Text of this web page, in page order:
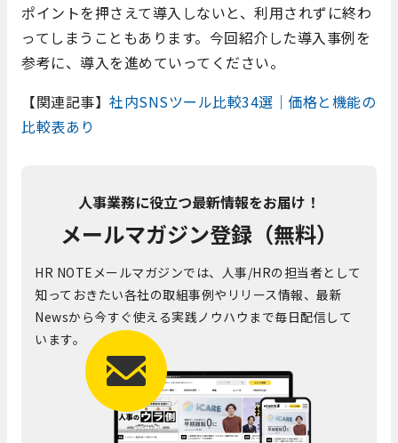
ポイントを押さえて導入しないと、利用されずに終わ
ってしまうこともあります。今回紹介した導入事例を
参考に、導入を進めていってください。
【関連記事】 社内SNSツール比較34選｜価格と機能の
比較表あり
人事業務に役立つ最新情報をお届け！
メールマガジン登録（無料）
HR NOTEメールマガジンでは、人事/HRの担当者として
知っておきたい各社の取組事例やリリース情報、最新
Newsから今すぐ使える実践ノウハウまで毎日配信して
います。